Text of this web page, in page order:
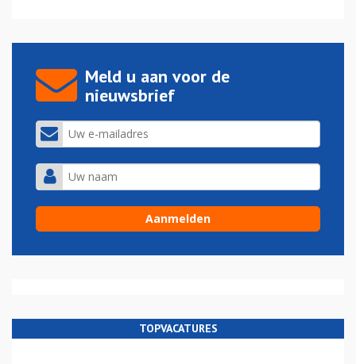
Meld u aan voor de
nieuwsbrief
TOPVACATURES